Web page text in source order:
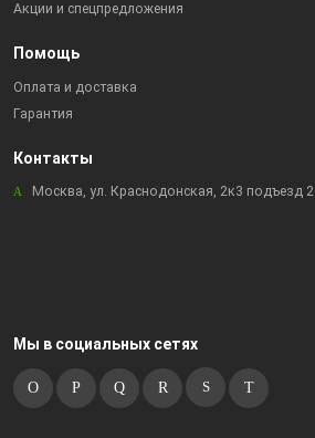
Акции и спецпредложения
Помощь
Оплата и доставка
Гарантия
Контакты
Москва, ул. Краснодонская, 2к3 подъезд 2
Мы в социальных сетях